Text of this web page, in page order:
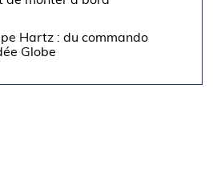
Hartz : du commando
Globe